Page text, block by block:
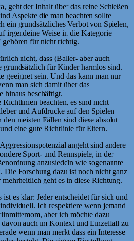
geht der Inhalt über das reine Schießen
Aspekte die man beachten sollte.
ein grundsätzliches Verbot von Spielen,
irgendeine Weise in die Kategorie
gehören für nicht richtig.
nicht, dass (Baller- aber auch
grundsätzlich für Kinder harmlos sind.
geeignet sein. Und das kann man nur
man sich damit über das
hinaus beschäftigt.
Richtlinien beachten, es sind nicht
und Aufdrucke auf den Spielen
den meisten Fällen sind diese absolut
eine gute Richtlinie für Eltern.
angeht sind andere
Sport- und Rennspiele, in der
anzusiedeln wie sogenannte
Die Forschung dazu ist noch nicht ganz
mehrheitlich geht es in diese Richtung.
ist es klar: Jeder entscheidet für sich und
Ich respektiere wenn jemand
aber ich möchte dazu
davon auch im Kontext und Einzelfall zu
wenn man merkt dass ein Interesse